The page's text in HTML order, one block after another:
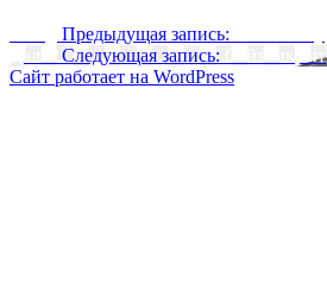
Предыдущая запись:
Следующая запись:
Сайт закрыт
Сайт работает на WordPress